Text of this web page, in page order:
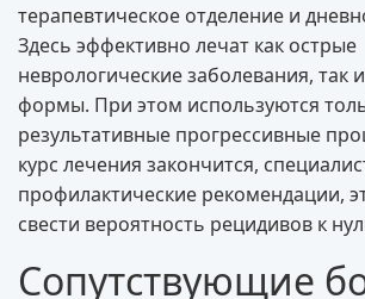
терапевтическое отделение и
Здесь эффективно лечат как острые
неврологические заболевания, так
формы. При этом используются
результативные прогрессивные
курс лечения закончится,
профилактические рекомендации,
свести вероятность рецидивов к
Сопутствующие